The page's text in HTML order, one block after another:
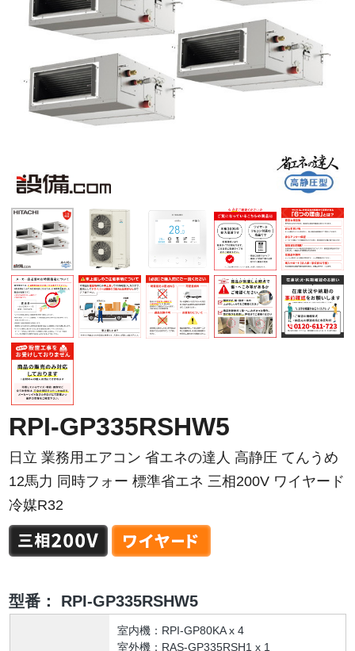
RPI-GP335RSHW5
日立 業務用エアコン 省エネの達人 高静圧 てんうめ
12馬力 同時フォー 標準省エネ 三相200V ワイヤード
冷媒R32
型番： RPI-GP335RSHW5
室内機：RPI-GP80KA x 4
室外機：RAS-GP335RSH1 x 1